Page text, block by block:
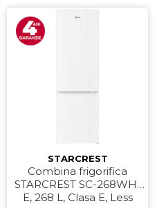
STARCREST
Combina frigorifica
STARCREST SC-268WH-
E, 268 L, Clasa E, Less